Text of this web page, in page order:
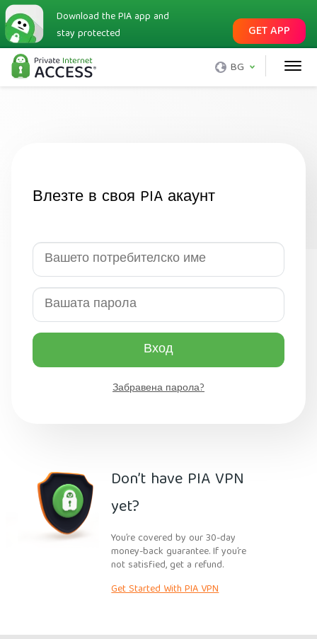
Download the PIA app and
stay protected
GET APP
BG
Влезте в своя PIA акаунт
Вход
Забравена парола?
Don’t have PIA VPN
yet?
You’re covered by our 30-day
money-back guarantee. If you’re
not satisfied, get a refund.
Get Started With PIA VPN